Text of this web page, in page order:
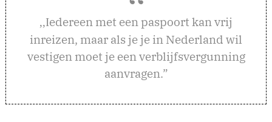
,,Iedereen met een paspoort kan vrij
inreizen, maar als je je in Nederland wil
vestigen moet je een verblijfsvergunning
aanvragen.”